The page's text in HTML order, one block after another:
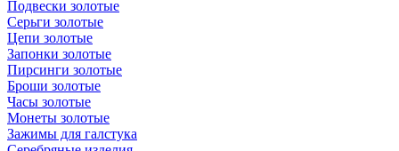
Подвески золотые
Серьги золотые
Цепи золотые
Запонки золотые
Пирсинги золотые
Броши золотые
Часы золотые
Монеты золотые
Зажимы для галстука